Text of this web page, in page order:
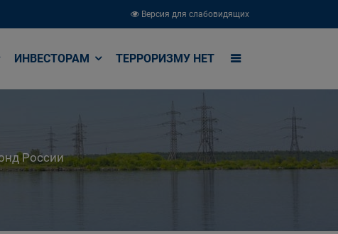
Версия для слабовидящих
ИНВЕСТОРАМ ТЕРРОРИЗМУ НЕТ
России